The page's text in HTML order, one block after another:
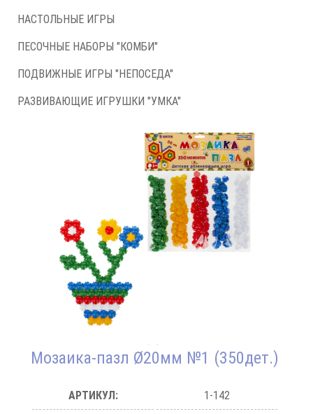
НАСТОЛЬНЫЕ ИГРЫ
ПЕСОЧНЫЕ НАБОРЫ "КОМБИ"
ПОДВИЖНЫЕ ИГРЫ "НЕПОСЕДА"
РАЗВИВАЮЩИЕ ИГРУШКИ "УМКА"
Мозаика-пазл Ø20мм №1 (350дет.)
АРТИКУЛ: 1-142